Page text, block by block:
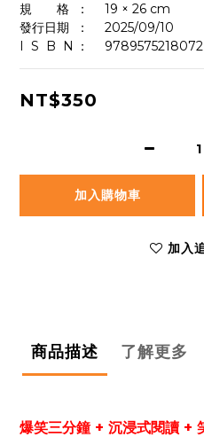
規　　格	：	19 × 26 cm
發行日期	：	2025/09/10
I  S  B  N	：  	9789575218072
NT$350
加入購物車
加入
商品描述 了解更多
爆笑三分鐘 + 沉浸式閱讀 +